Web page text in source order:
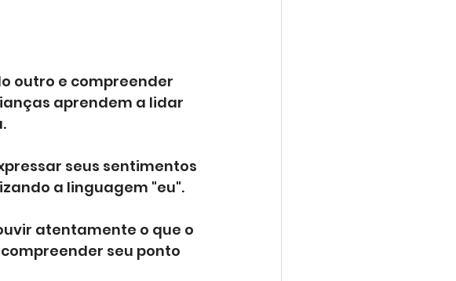
outro e compreender
aprendem a lidar
seus sentimentos
a linguagem "eu".
atentamente o que o
seu ponto